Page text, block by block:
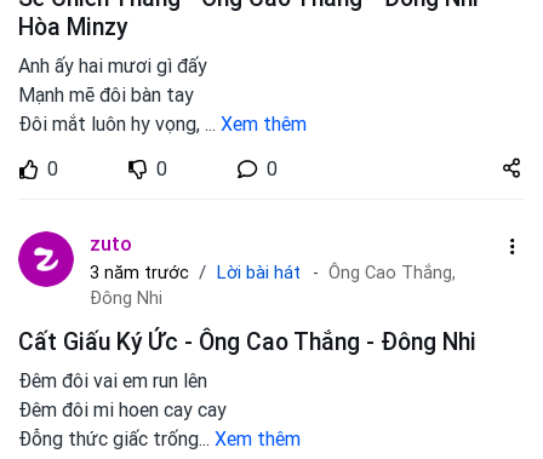
Hòa Minzy
Anh ấy hai mươi gì đấy
Mạnh mẽ đôi bàn tay
Đôi mắt luôn hy vọng, ... Xem thêm
0
0 0
Share
zuto.vn
zuto
3 năm trước Lời bài hát
Ông Cao Thắng,
Đông Nhi
Cất Giấu Ký Ức - Ông Cao Thắng - Đông Nhi
Đêm đôi vai em run lên
Đêm đôi mi hoen cay cay
Đỗng thức giấc trống... Xem thêm